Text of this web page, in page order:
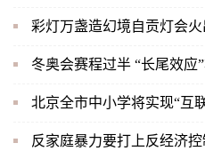
彩灯万盏造幻境自贡灯会火
冬奥会赛程过半 “长尾效应
北京全市中小学将实现“互
反家庭暴力要打上反经济控